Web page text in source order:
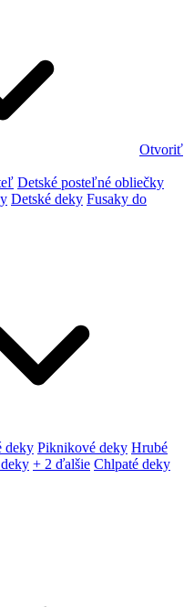
Otvoriť
Detské posteľné obliečky
Detské deky Fusaky do
deky Piknikové deky Hrubé
+ 2 ďalšie Chlpaté deky